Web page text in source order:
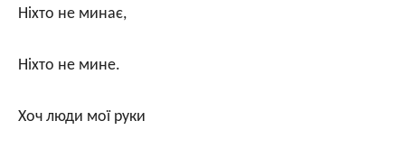
Ніхто не минає,
Ніхто не мине.
Хоч люди мої руки